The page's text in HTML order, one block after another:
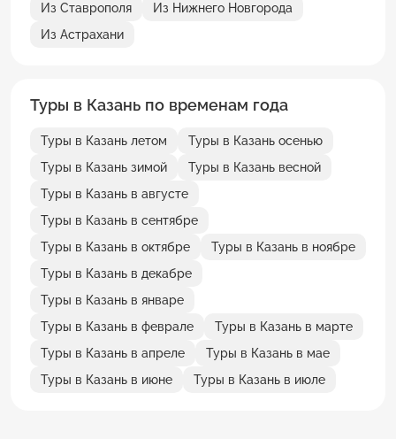
Из Ставрополя
Из Нижнего Новгорода
Из Астрахани
Туры в Казань по временам года
Туры в Казань летом
Туры в Казань осенью
Туры в Казань зимой
Туры в Казань весной
Туры в Казань в августе
Туры в Казань в сентябре
Туры в Казань в октябре
Туры в Казань в ноябре
Туры в Казань в декабре
Туры в Казань в январе
Туры в Казань в феврале
Туры в Казань в марте
Туры в Казань в апреле
Туры в Казань в мае
Туры в Казань в июне
Туры в Казань в июле